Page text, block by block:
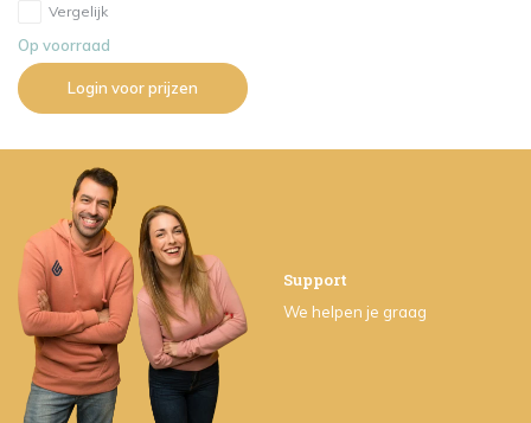
Vergelijk
Op voorraad
Login voor prijzen
Support
We helpen je graag